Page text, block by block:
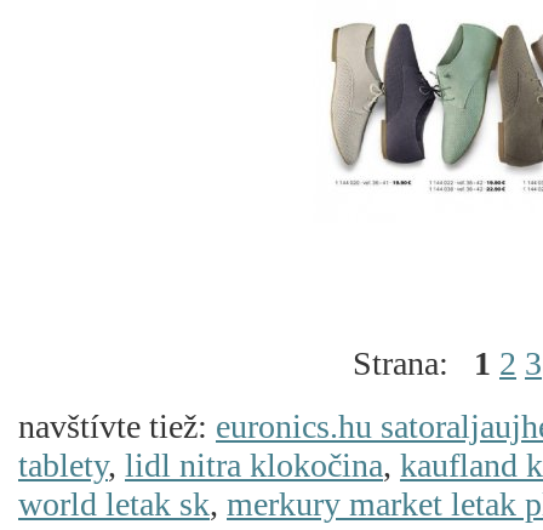
Strana: 1 2 3
navštívte tiež: euronics.hu
tablety, lidl nitra klokočina, kaufland
world letak sk, merkury market letak